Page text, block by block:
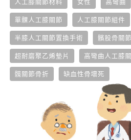
人工膝關節材料 女性 高彎曲
單髁人工膝關節 人工膝關節組件
半膝人工關節置換手術 髕股骨關
超耐磨聚乙烯墊片 高彎曲人工膝
髖關節骨折 缺血性骨壞死